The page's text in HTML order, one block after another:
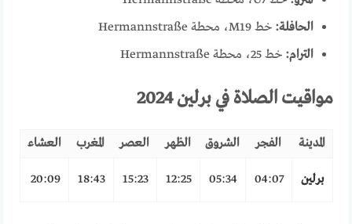
الحافلة: خط M19، محطة Hermannstraße
الترام: خط 25، محطة Hermannstraße
مواقيت الصلاة في برلين 2024
المدينة الفجر الشروق الظهر العصر المغرب العشاء
برلين 04:07
05:34
12:25
15:23
18:43
20:09